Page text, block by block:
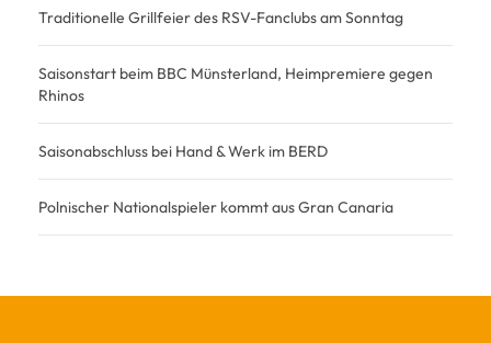
Traditionelle Grillfeier des RSV-Fanclubs am Sonntag
Saisonstart beim BBC Münsterland, Heimpremiere gegen
Rhinos
Saisonabschluss bei Hand & Werk im BERD
Polnischer Nationalspieler kommt aus Gran Canaria